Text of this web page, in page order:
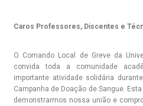
Caros Professores, Discentes e
O Comando Local de Greve da
convida toda a comunidade
importante atividade solidária
Campanha de Doação de Sangue.
demonstrarmos nossa união e